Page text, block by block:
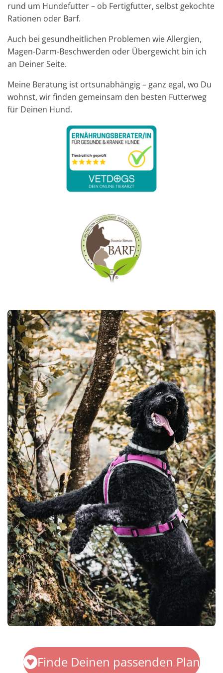
rund um Hundefutter – ob Fertigfutter, selbst gekochte
Rationen oder Barf.
Auch bei gesundheitlichen Problemen wie Allergien,
Magen-Darm-Beschwerden oder Übergewicht bin ich
an Deiner Seite.
Meine Beratung ist ortsunabhängig – ganz egal, wo Du
wohnst, wir finden gemeinsam den besten Futterweg
für Deinen Hund.
Finde Deinen passenden Plan